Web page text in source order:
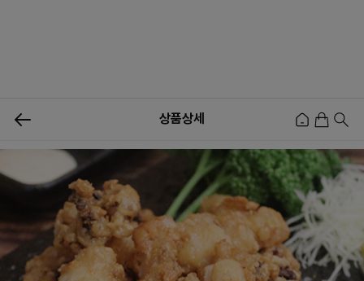
신상품 행사상품이벤트메뉴쇼핑사업자등업신청
상품상세